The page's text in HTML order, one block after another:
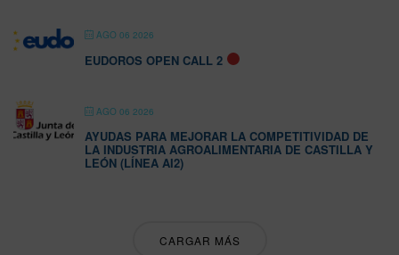
AGO 06 2026
EUDOROS OPEN CALL 2
AGO 06 2026
AYUDAS PARA MEJORAR LA COMPETITIVIDAD DE
LA INDUSTRIA AGROALIMENTARIA DE CASTILLA Y
LEÓN (LÍNEA AI2)
CARGAR MÁS